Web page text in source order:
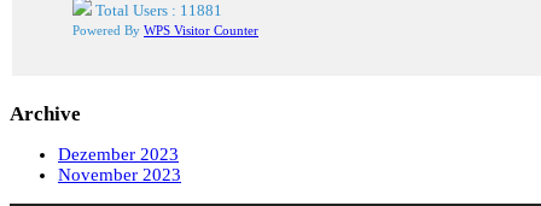
Total Users : 11881
Powered By WPS Visitor Counter
Archive
Dezember 2023
November 2023